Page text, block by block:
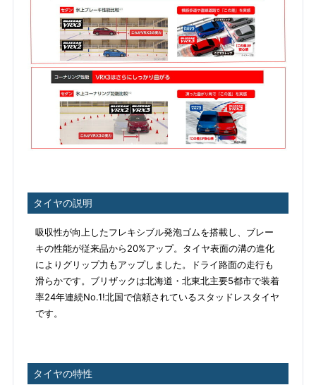
タイヤの説明
吸収性が向上したフレキシブル発泡ゴムを搭載し、ブレー
キの性能が従来品から20%アップ。タイヤ表面の溝の進化
によりグリップ力もアップしました。ドライ路面の走行も
滑らかです。ブリザックは北海道・北東北主要5都市で装着
率24年連続No.1!北国で信頼されているスタッドレスタイヤ
です。
タイヤの特性